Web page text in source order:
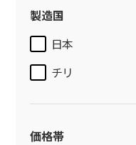
製造国
日本
チリ
価格帯